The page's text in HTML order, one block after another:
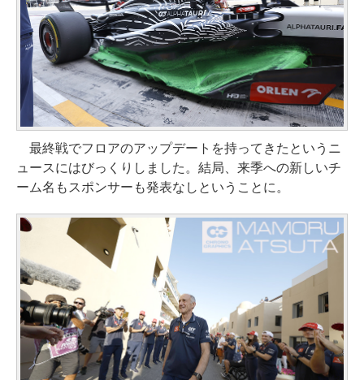
最終戦でフロアのアップデートを持ってきたというニ
ュースにはびっくりしました。結局、来季への新しいチ
ーム名もスポンサーも発表なしということに。